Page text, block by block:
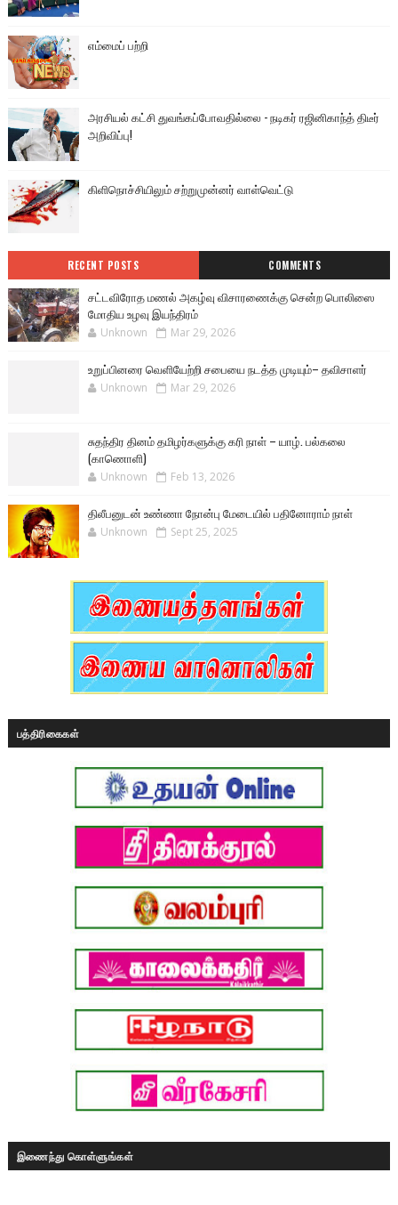
எம்மைப் பற்றி
அரசியல் கட்சி துவங்கப்போவதில்லை - நடிகர் ரஜினிகாந்த் திடீர்
அறிவிப்பு!
கிளிநொச்சியிலும் சற்றுமுன்னர் வாள்வெட்டு
RECENT POSTS COMMENTS
சட்டவிரோத மணல் அகழ்வு விசாரணைக்கு சென்ற பொலிஸை
மோதிய உழவு இயந்திரம்
Unknown Mar 29, 2026
உறுப்பினரை வெளியேற்றி சபையை நடத்த முடியும்– தவிசாளர்
Unknown Mar 29, 2026
சுதந்திர தினம் தமிழர்களுக்கு கரி நாள் – யாழ். பல்கலை
(காணொளி)
Unknown Feb 13, 2026
திலீபனுடன் உண்ணா நோன்பு மேடையில் பதினோராம் நாள்
Unknown Sept 25, 2025
பத்திரிகைகள்
இணைந்து கொள்ளுங்கள்